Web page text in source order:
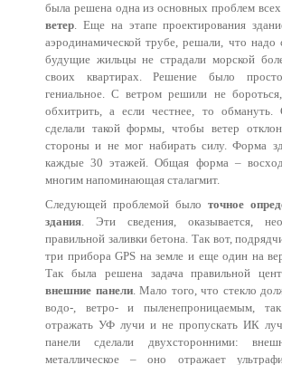
была решена одна из основных проблем
ветер. Еще на этапе проектирования
аэродинамической трубе, решали, что надо
будущие жильцы не страдали морской
своих квартирах. Решение было
гениальное. С ветром решили не
обхитрить, а если честнее, то
сделали такой формы, чтобы ветер
стороны и не мог набирать силу. Форма
каждые 30 этажей. Общая форма –
многим напоминающая сталагмит.
Следующей проблемой было точное
здания. Эти сведения, оказывается,
правильной заливки бетона. Так вот,
три прибора GPS на земле и еще один на
Так была решена задача правильной
внешние панели. Мало того, что стекло
водо-, ветро- и пыленепроницаемым,
отражать УФ лучи и не пропускать ИК
панели сделали двухсторонними:
металлическое – оно отражает